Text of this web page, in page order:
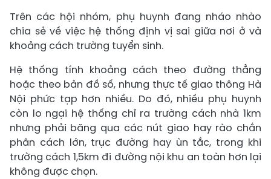
Trên các hội nhóm, phụ huynh đang nháo nhào
chia sẻ về việc hệ thống định vị sai giữa nơi ở và
khoảng cách trường tuyển sinh.
Hệ thống tính khoảng cách theo đường thẳng
hoặc theo bản đồ số, nhưng thực tế giao thông Hà
Nội phức tạp hơn nhiều. Do đó, nhiều phụ huynh
còn lo ngại hệ thống chỉ ra trường cách nhà 1km
nhưng phải băng qua các nút giao hay rào chắn
phân cách lớn, trục đường hay ùn tắc, trong khi
trường cách 1,5km đi đường nội khu an toàn hơn lại
không được chọn.